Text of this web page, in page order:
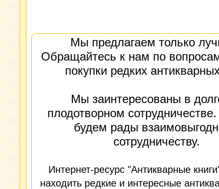
Мы предлагаем только
Обращайтесь к нам по
покупки редких
Мы заинтересованы в
плодотворном
будем рады
сотрудничеству.
Интернет-ресурс "Антикварные
находить редкие и интересные